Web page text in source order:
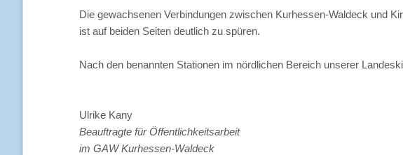
Die gewachsenen Verbindungen zwischen Kurhessen-Waldeck und
ist auf beiden Seiten deutlich zu spüren.
Nach den benannten Stationen im nördlichen Bereich unserer
Ulrike Kany
Beauftragte für Öffentlichkeitsarbeit
im GAW Kurhessen-Waldeck